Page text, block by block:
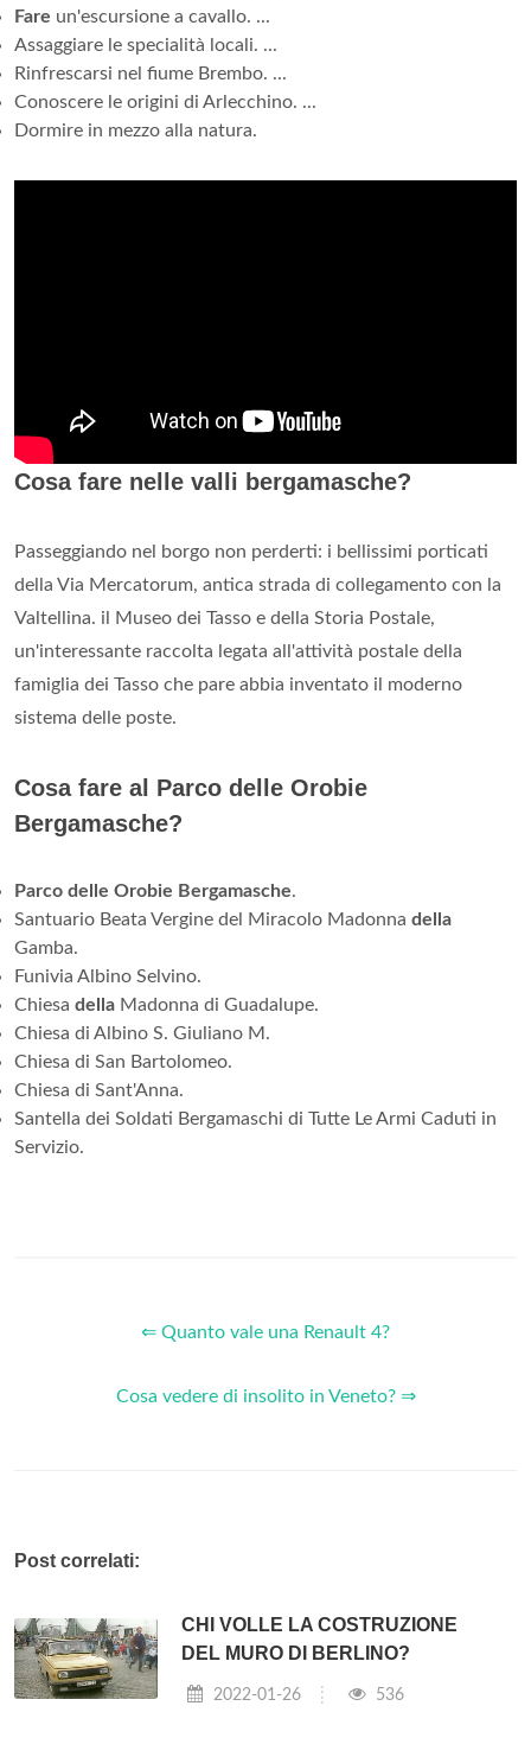
Fare un'escursione a cavallo. ...
Assaggiare le specialità locali. ...
Rinfrescarsi nel fiume Brembo. ...
Conoscere le origini di Arlecchino. ...
Dormire in mezzo alla natura.
Cosa fare nelle valli bergamasche?
Passeggiando nel borgo non perderti: i bellissimi porticati
della Via Mercatorum, antica strada di collegamento con la
Valtellina. il Museo dei Tasso e della Storia Postale,
un'interessante raccolta legata all'attività postale della
famiglia dei Tasso che pare abbia inventato il moderno
sistema delle poste.
Cosa fare al Parco delle Orobie
Bergamasche?
Parco delle Orobie Bergamasche.
Santuario Beata Vergine del Miracolo Madonna della
Gamba.
Funivia Albino Selvino.
Chiesa della Madonna di Guadalupe.
Chiesa di Albino S. Giuliano M.
Chiesa di San Bartolomeo.
Chiesa di Sant'Anna.
Santella dei Soldati Bergamaschi di Tutte Le Armi Caduti in
Servizio.
⇐ Quanto vale una Renault 4?
Cosa vedere di insolito in Veneto? ⇒
Post correlati:
CHI VOLLE LA COSTRUZIONE
DEL MURO DI BERLINO?
2022-01-26 536